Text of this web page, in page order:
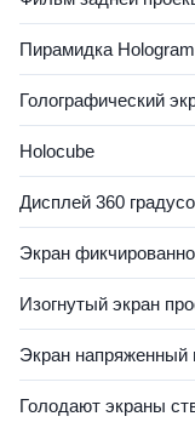
Пирамидка Hologram
Голографический
Holocube
Дисплей 360
Экран
Изогнутый экран
Экран напряженный
Голодают экраны